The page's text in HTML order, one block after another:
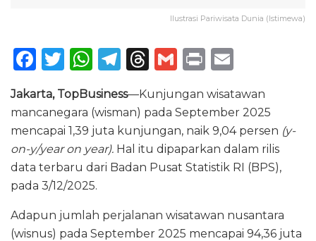
Ilustrasi Pariwisata Dunia (Istimewa)
F
c
e
b
o
o
k
T
w
it
te
r
W
h
a
ts
A
p
p
T
e
g
ra
m
T
re
a
d
s
G
ai
l
P
ri
n
t
ai
l
Jakarta, TopBusiness—Kunjungan wisatawan
mancanegara (wisman) pada September 2025
mencapai 1,39 juta kunjungan, naik 9,04 persen (y-
on-y/year on year). Hal itu dipaparkan dalam rilis
data terbaru dari Badan Pusat Statistik RI (BPS),
pada 3/12/2025.
Adapun jumlah perjalanan wisatawan nusantara
(wisnus) pada September 2025 mencapai 94,36 juta